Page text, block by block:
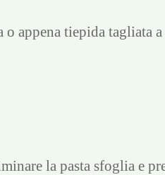
o appena tiepida tagliata
la pasta sfoglia e